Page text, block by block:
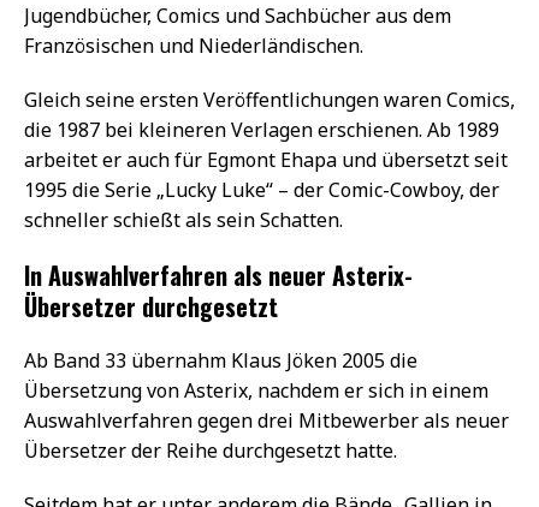
Jugendbücher, Comics und Sachbücher aus dem
Französischen und Niederländischen.
Gleich seine ersten Veröffentlichungen waren Comics,
die 1987 bei kleineren Verlagen erschienen. Ab 1989
arbeitet er auch für Egmont Ehapa und übersetzt seit
1995 die Serie „Lucky Luke“ – der Comic-Cowboy, der
schneller schießt als sein Schatten.
In Auswahlverfahren als neuer Asterix-
Übersetzer durchgesetzt
Ab Band 33 übernahm Klaus Jöken 2005 die
Übersetzung von Asterix, nachdem er sich in einem
Auswahlverfahren gegen drei Mitbewerber als neuer
Übersetzer der Reihe durchgesetzt hatte.